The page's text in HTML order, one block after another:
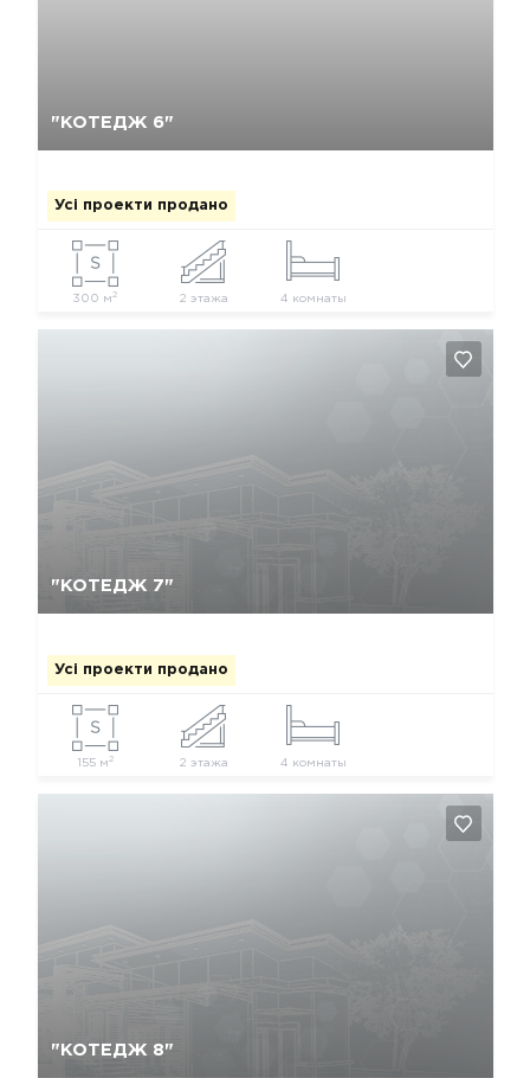
"КОТЕДЖ 6"
Усі проекти продано
300 м2 2 этажа 4 комнаты
"КОТЕДЖ 7"
Усі проекти продано
155 м2 2 этажа 4 комнаты
"КОТЕДЖ 8"